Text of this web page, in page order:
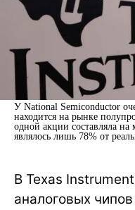
У National Semiconductor
находится на рынке
одной акции составляла на
являлось лишь 78% от
В Texas
аналоговых